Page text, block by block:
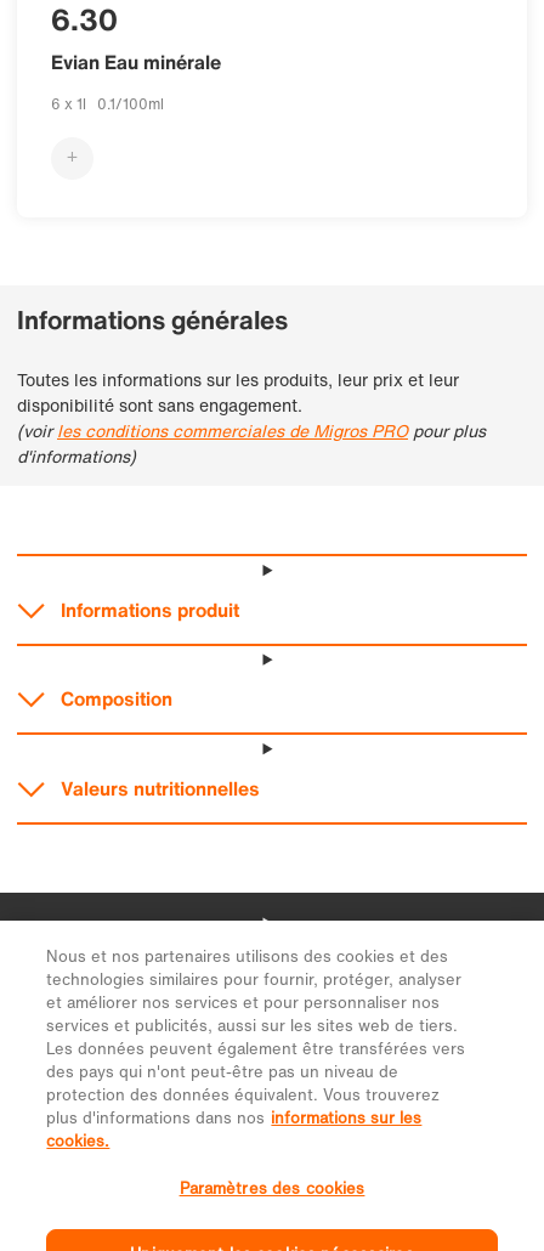
Nous et nos partenaires utilisons des cookies et des
technologies similaires pour fournir, protéger, analyser
et améliorer nos services et pour personnaliser nos
services et publicités, aussi sur les sites web de tiers.
Les données peuvent également être transférées vers
des pays qui n'ont peut-être pas un niveau de
protection des données équivalent. Vous trouverez
plus d'informations dans nos informations sur les
cookies.
Paramètres des cookies